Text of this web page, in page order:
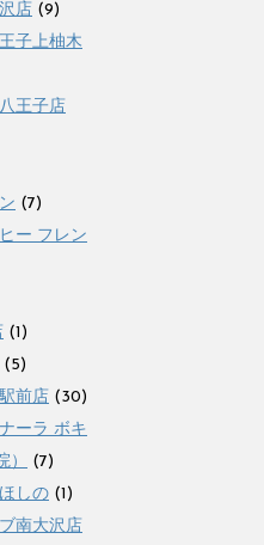
店 (9)
子上柚木
王子店
(7)
ー フレン
(1)
(5)
前店 (30)
ーラ ボキ
(7)
しの (1)
南大沢店